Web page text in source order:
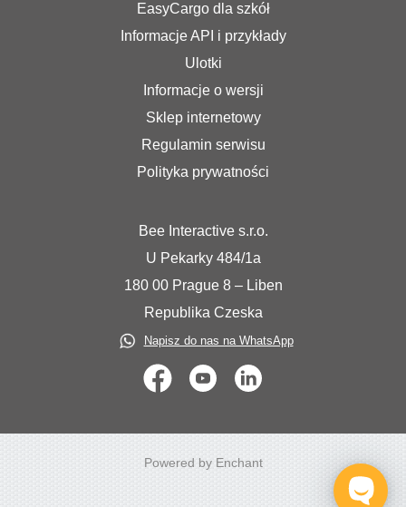
EasyCargo dla szkół
Informacje API i przykłady
Ulotki
Informacje o wersji
Sklep internetowy
Regulamin serwisu
Polityka prywatności
Bee Interactive s.r.o.
U Pekarky 484/1a
180 00 Prague 8 – Liben
Republika Czeska
Napisz do nas na WhatsApp
Powered by Enchant